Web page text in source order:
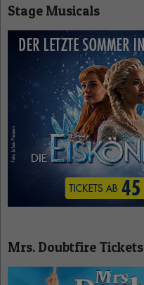
Stage Musicals
Mrs. Doubtfire Tickets